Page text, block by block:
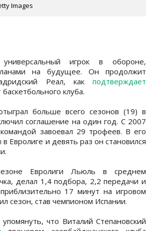
Images
игрок в обороне,
на будущее. Он продолжит
Реал, как подтверждает
клуба.
больше всего сезонов (19) в
соглашение на один год. С 2007
завоевал 29 трофеев. В его
Евролиге и девять раз он становился
Евролиги Льюль в среднем
делал 1,4 подбора, 2,2 передачи и
17 минут на игровом
сезон, став чемпионом Испании.
что Виталий Степановский